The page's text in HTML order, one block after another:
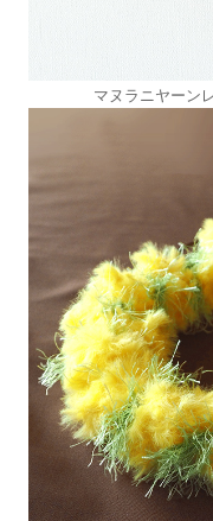
マヌラニヤーン